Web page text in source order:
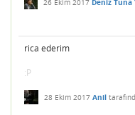
rica ederim
:P
28 Ekim 2017 Anil